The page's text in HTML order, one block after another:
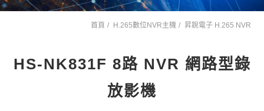
首頁 H.265數位NVR主機 昇銳電子 H.265 NVR
HS-NK831F 8路 NVR 網路型錄
放影機